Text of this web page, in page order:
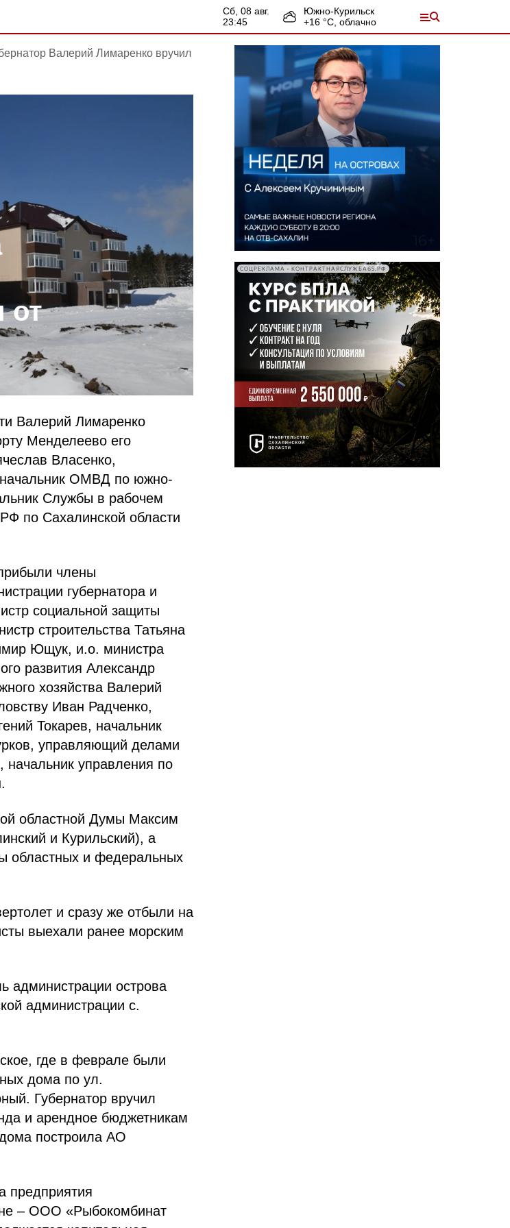
сб, 08 авг.
23:45
Южно-Курильск
+16 °С, облачно
Валерий Лимаренко вручил
от
Валерий Лимаренко
Менделеево его
Власенко,
начальник ОМВД по южно-
Службы в рабочем
по Сахалинской области
члены
губернатора и
социальной защиты
строительства Татьяна
Ющук, и.о. министра
развития Александр
хозяйства Валерий
Иван Радченко,
Токарев, начальник
управляющий делами
начальник управления по
областной Думы Максим
и Курильский), а
областных и федеральных
и сразу же отбыли на
выехали ранее морским
администрации острова
администрации с.
где в феврале были
дома по ул.
Губернатор вручил
и арендное бюджетникам
построила АО
предприятия
– ООО «Рыбокомбинат
СОЦРЕКЛАМА • КОНТРАКТНАЯСЛУЖБА65.РФ